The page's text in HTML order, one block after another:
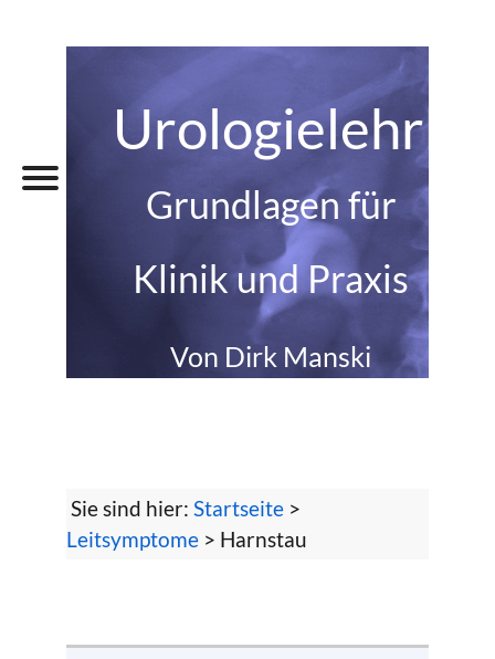
Grundlagen für
Klinik und Praxis
Von Dirk Manski
Sie sind hier: Startseite >
Leitsymptome > Harnstau